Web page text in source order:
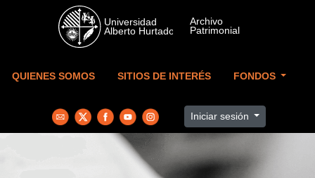
Skip to main content
QUIENES SOMOS SITIOS DE INTERÉS FONDOS
Iniciar sesión